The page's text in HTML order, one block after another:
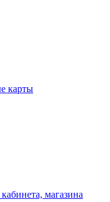
карты
магазина